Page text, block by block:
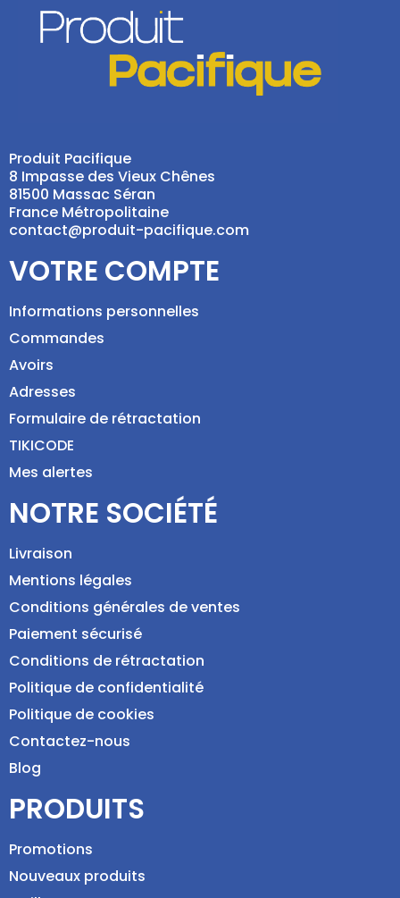
Produit Pacifique
8 Impasse des Vieux Chênes
81500 Massac Séran
France Métropolitaine
contact@produit-pacifique.com
VOTRE COMPTE
Informations personnelles
Commandes
Avoirs
Adresses
Formulaire de rétractation
TIKICODE
Mes alertes
NOTRE SOCIÉTÉ
Livraison
Mentions légales
Conditions générales de ventes
Paiement sécurisé
Conditions de rétractation
Politique de confidentialité
Politique de cookies
Contactez-nous
Blog
PRODUITS
Promotions
Nouveaux produits